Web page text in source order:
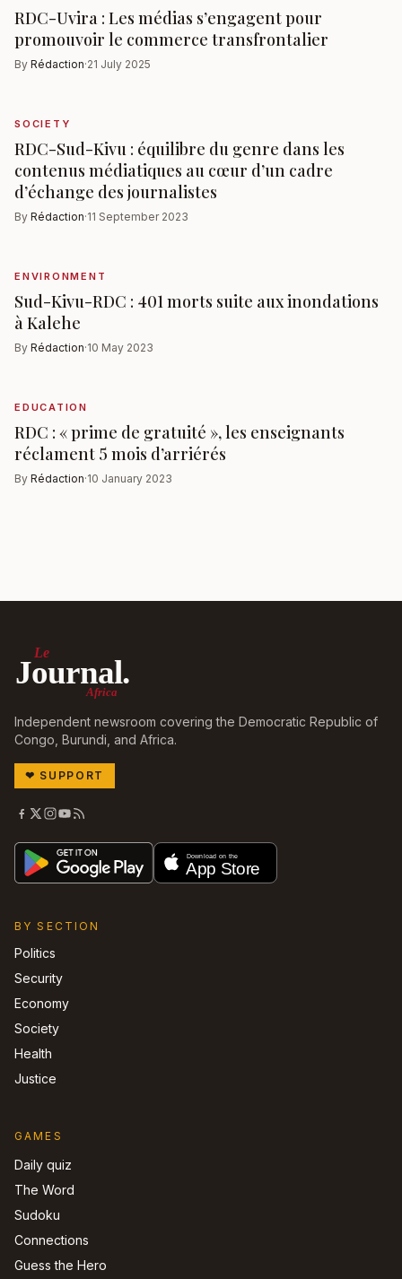
RDC-Uvira : Les médias s’engagent pour
promouvoir le commerce transfrontalier
By Rédaction·21 July 2025
SOCIETY
RDC-Sud-Kivu : équilibre du genre dans les
contenus médiatiques au cœur d’un cadre
d’échange des journalistes
By Rédaction·11 September 2023
ENVIRONMENT
Sud-Kivu-RDC : 401 morts suite aux inondations
à Kalehe
By Rédaction·10 May 2023
EDUCATION
RDC : « prime de gratuité », les enseignants
réclament 5 mois d’arriérés
By Rédaction·10 January 2023
Le
Journal.
Africa
Independent newsroom covering the Democratic Republic of
Congo, Burundi, and Africa.
❤ SUPPORT
BY SECTION
Politics
Security
Economy
Society
Health
Justice
GAMES
Daily quiz
The Word
Sudoku
Connections
Guess the Hero